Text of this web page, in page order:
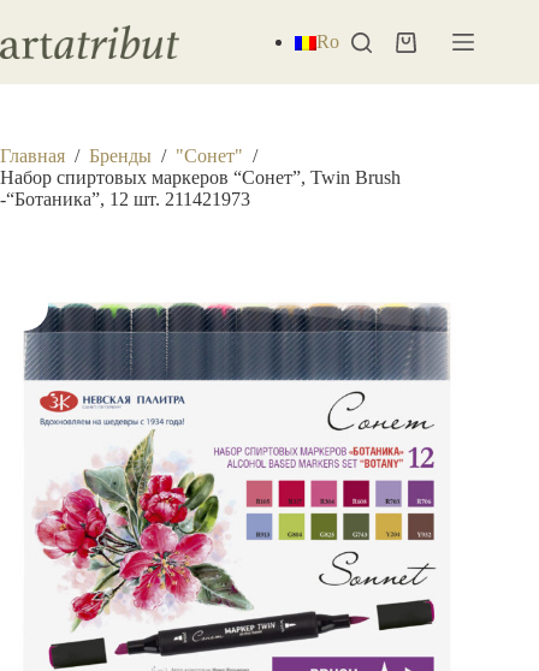
сути
Ro Корзина
Главная / Бренды / "Сонет" /
Набор спиртовых маркеров “Сонет”, Twin Brush
-“Ботаника”, 12 шт. 211421973